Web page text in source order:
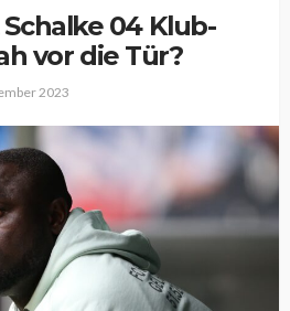
04 Klub-
vor die Tür?
2023